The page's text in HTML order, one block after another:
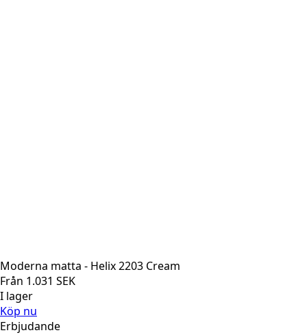
Moderna matta - Helix 2203 Cream
Från 1.031 SEK
I lager
Köp nu
Erbjudande